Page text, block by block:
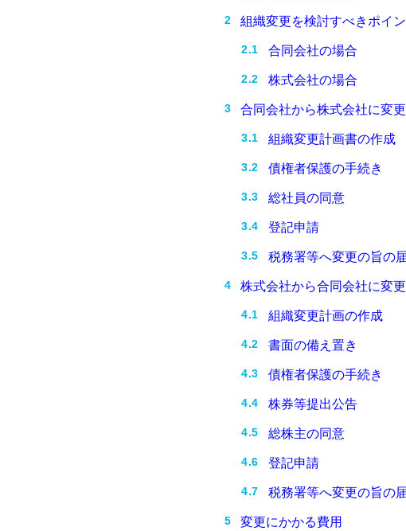
組織変更を検討すべきポイン
合同会社の場合
株式会社の場合
合同会社から株式会社に変
組織変更計画書の作成
債権者保護の手続き
総社員の同意
登記申請
税務署等へ変更の旨の
株式会社から合同会社に変
組織変更計画の作成
書面の備え置き
債権者保護の手続き
株券等提出公告
総株主の同意
登記申請
税務署等へ変更の旨の
変更にかかる費用